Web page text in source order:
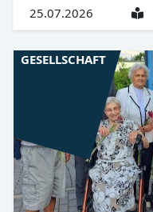
25.07.2026
GESELLSCHAFT